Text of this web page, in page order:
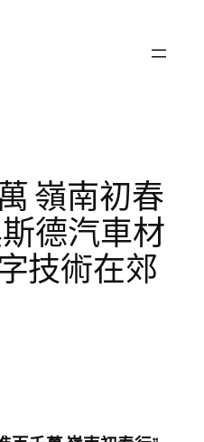
嶺南初春
德汽車材
技術在郊